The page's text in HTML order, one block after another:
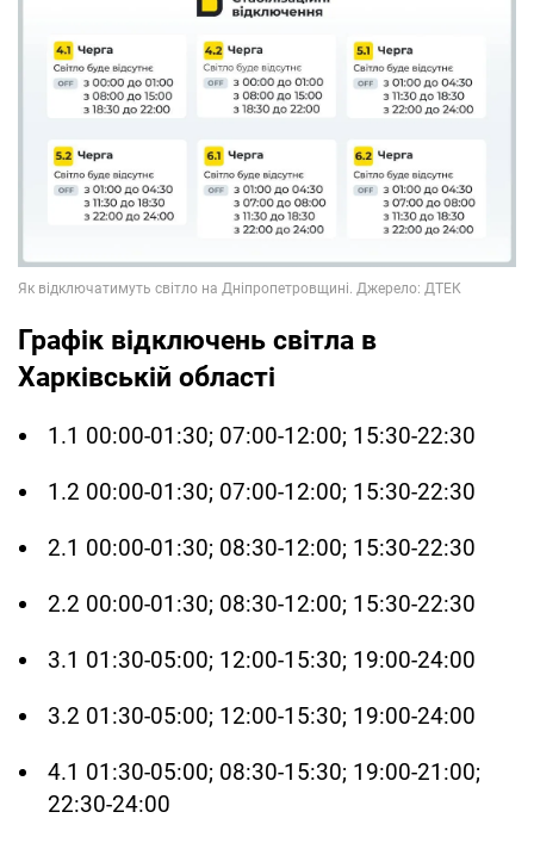
Графік відключень світла в
Харківській області
1.1 00:00-01:30; 07:00-12:00; 15:30-22:30
1.2 00:00-01:30; 07:00-12:00; 15:30-22:30
2.1 00:00-01:30; 08:30-12:00; 15:30-22:30
2.2 00:00-01:30; 08:30-12:00; 15:30-22:30
3.1 01:30-05:00; 12:00-15:30; 19:00-24:00
3.2 01:30-05:00; 12:00-15:30; 19:00-24:00
4.1 01:30-05:00; 08:30-15:30; 19:00-21:00;
22:30-24:00